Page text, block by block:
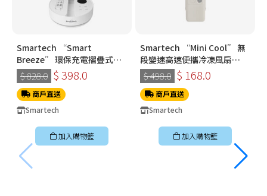
Smartech “Smart
Breeze” 環保充電摺疊式伸
縮搖擺風扇 SF8918
$ 828.0 $ 398.0
商戶直送
Smartech
加入購物籃
Smartech “Mini Cool” 無
段變速高速便攜冷凍風扇
SG3718
$ 498.0 $ 168.0
商戶直送
Smartech
加入購物籃